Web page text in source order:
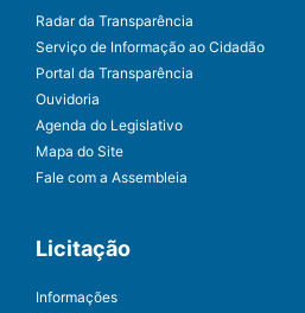
Radar da Transparência
Serviço de Informação ao Cidadão
Portal da Transparência
Ouvidoria
Agenda do Legislativo
Mapa do Site
Fale com a Assembleia
Licitação
Informações